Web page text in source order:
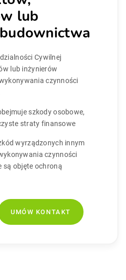
lub
Cywilnej
lub inżynierów
czynności
szkody osobowe,
straty finansowe
wyrządzonych innym
czynności
są objęte ochroną
UMÓW KONTAKT